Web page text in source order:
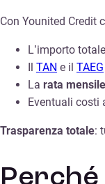
Con Younited Credit
L’importo
Il TAN e il TAEG
La rata mensile
Eventuali costi
Trasparenza totale: